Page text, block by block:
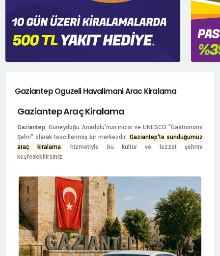
Gaziantep Oguzeli Havalimani Arac Kiralama
Gaziantep Araç Kiralama
Gaziantep, Güneydoğu Anadolu'nun incisi ve UNESCO "Gastronomi
Şehri" olarak tescillenmiş bir merkezdir. Gaziantep'te sunduğumuz
araç kiralama
hizmetiyle bu kültür ve lezzet şehrini
keşfedebilirsiniz.